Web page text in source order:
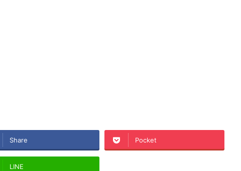
Share Pocket
LINE